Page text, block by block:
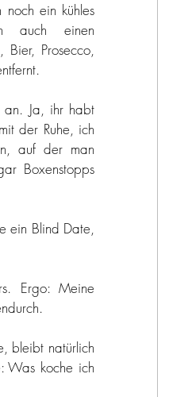
ein kühles
auch einen
Prosecco,
an. Ja, ihr habt
der Ruhe, ich
auf der man
Boxenstopps
ein Blind Date,
Ergo: Meine
bleibt natürlich
Was koche ich